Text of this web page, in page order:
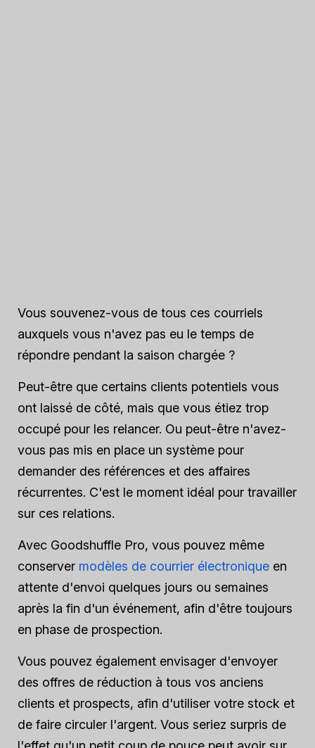
Vous souvenez-vous de tous ces courriels
auxquels vous n'avez pas eu le temps de
répondre pendant la saison chargée ?
Peut-être que certains clients potentiels vous
ont laissé de côté, mais que vous étiez trop
occupé pour les relancer. Ou peut-être n'avez-
vous pas mis en place un système pour
demander des références et des affaires
récurrentes. C'est le moment idéal pour travailler
sur ces relations.
Avec Goodshuffle Pro, vous pouvez même
conserver modèles de courrier électronique en
attente d'envoi quelques jours ou semaines
après la fin d'un événement, afin d'être toujours
en phase de prospection.
Vous pouvez également envisager d'envoyer
des offres de réduction à tous vos anciens
clients et prospects, afin d'utiliser votre stock et
de faire circuler l'argent. Vous seriez surpris de